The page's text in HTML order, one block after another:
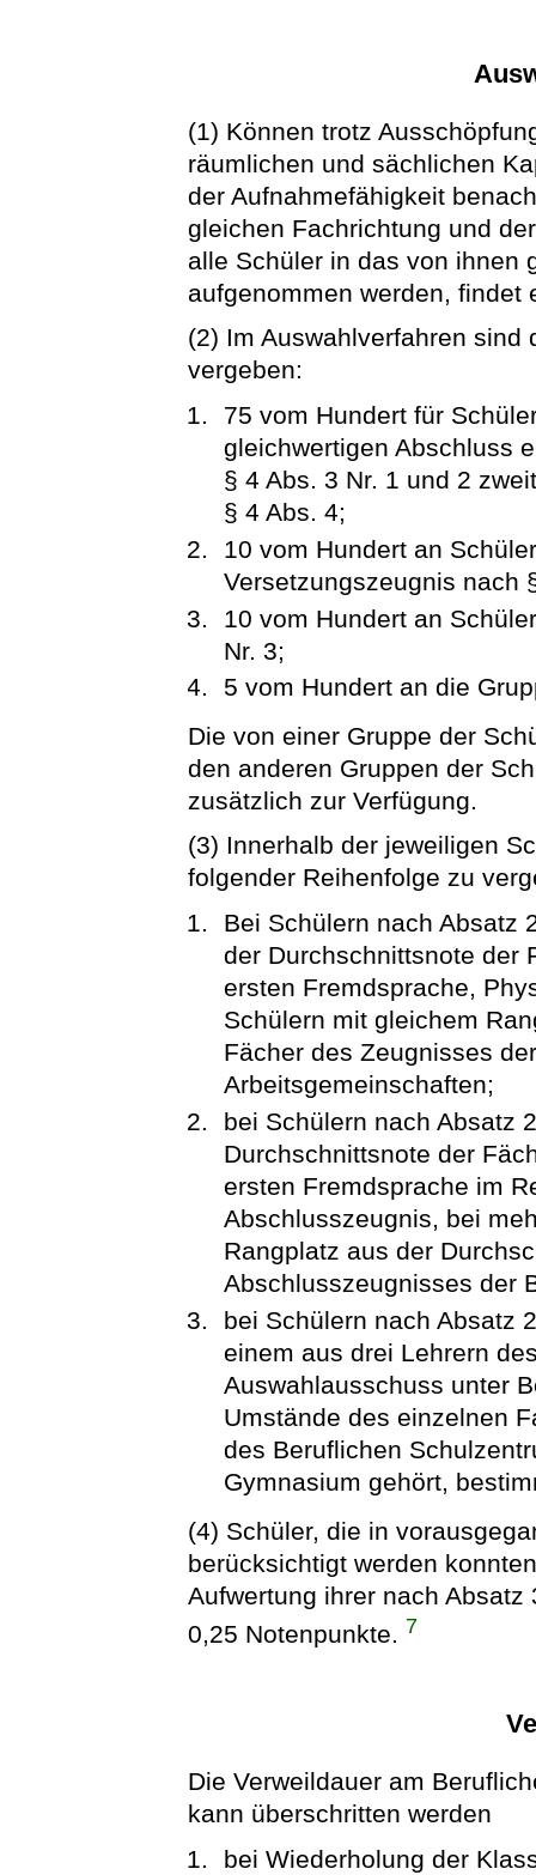
(1) Können trotz
räumlichen und sächlichen
der Aufnahmefähigkeit
gleichen Fachrichtung und
alle Schüler in das von ihnen
aufgenommen werden, findet
(2) Im Auswahlverfahren
vergeben:
75 vom Hundert für
gleichwertigen Abschluss
§ 4 Abs. 3 Nr. 1 und 2
§ 4 Abs. 4;
10 vom Hundert an
Versetzungszeugnis nach
10 vom Hundert an
Nr. 3;
5 vom Hundert an die
Die von einer Gruppe der
den anderen Gruppen der
zusätzlich zur Verfügung.
(3) Innerhalb der jeweiligen
folgender Reihenfolge zu
Bei Schülern nach Absatz
der Durchschnittsnote der
ersten Fremdsprache,
Schülern mit gleichem
Fächer des Zeugnisses
Arbeitsgemeinschaften;
bei Schülern nach Absatz
Durchschnittsnote der
ersten Fremdsprache im
Abschlusszeugnis, bei
Rangplatz aus der
Abschlusszeugnisses der
bei Schülern nach Absatz
einem aus drei Lehrern
Auswahlausschuss unter
Umstände des einzelnen
des Beruflichen
Gymnasium gehört,
(4) Schüler, die in
berücksichtigt werden
Aufwertung ihrer nach
0,25 Notenpunkte. 7
Die Verweildauer am
kann überschritten werden
bei Wiederholung der